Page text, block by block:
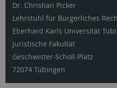
Dr. Christian Picker
Lehrstuhl für Bürgerliches
Eberhard Karls Universität
Juristische Fakultät
Geschwister-Scholl-Platz
72074 Tübingen